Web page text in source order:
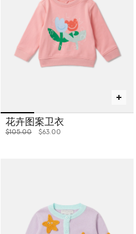
花卉图案卫衣
价格从
$105.00下降至
$63.00